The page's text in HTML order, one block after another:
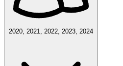
2020, 2021, 2022, 2023, 2024